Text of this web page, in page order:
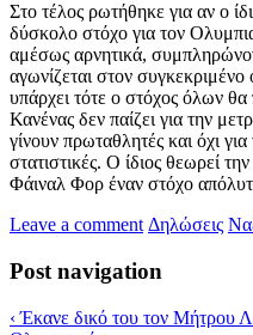
Στο τέλος ρωτήθηκε για αν ο
δύσκολο στόχο για τον
αμέσως αρνητικά,
αγωνίζεται στον
υπάρχει τότε ο στόχος όλων
Κανένας δεν παίζει για την
γίνουν πρωταθλητές και όχι για
στατιστικές. Ο ίδιος θεωρεί
Φάιναλ Φορ έναν στόχο
Leave a comment Δηλώσεις
Post navigation
‹ Έκανε δικό του τον Μήτρου